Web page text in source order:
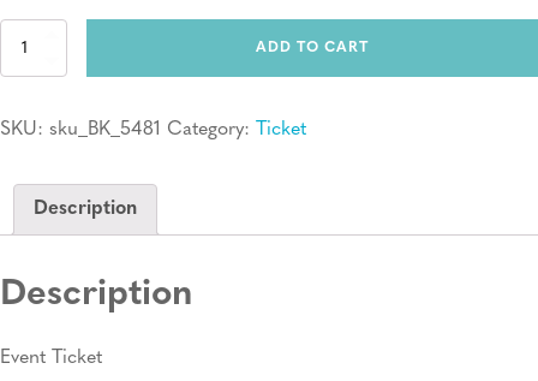
Ticket:
quantity
ADD TO CART
SKU: sku_BK_5481 Category: Ticket
Description
Description
Event Ticket